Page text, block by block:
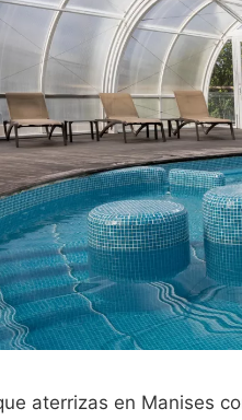
aterrizas en Manises